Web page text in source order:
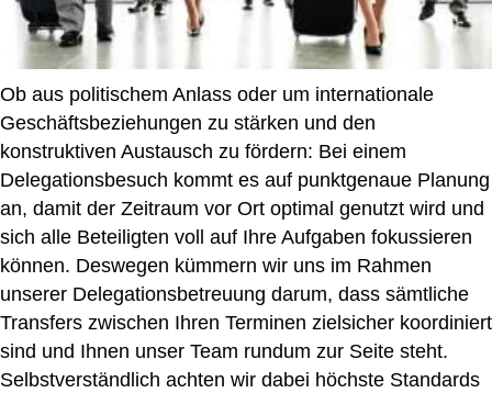
Ob aus politischem Anlass oder um internationale
Geschäftsbeziehungen zu stärken und den
konstruktiven Austausch zu fördern: Bei einem
Delegationsbesuch kommt es auf punktgenaue Planung
an, damit der Zeitraum vor Ort optimal genutzt wird und
sich alle Beteiligten voll auf Ihre Aufgaben fokussieren
können. Deswegen kümmern wir uns im Rahmen
unserer Delegationsbetreuung darum, dass sämtliche
Transfers zwischen Ihren Terminen zielsicher koordiniert
sind und Ihnen unser Team rundum zur Seite steht.
Selbstverständlich achten wir dabei höchste Standards